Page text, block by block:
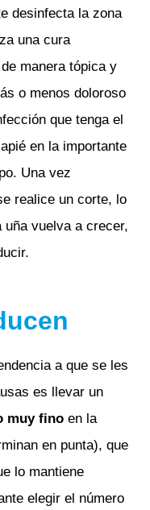
desinfecta la zona
una cura
manera tópica y
o menos doloroso
que tenga el
en la importante
Una vez
realice un corte, lo
vuelva a crecer,
a que se les
es llevar un
muy fino en la
en punta), que
lo mantiene
elegir el número